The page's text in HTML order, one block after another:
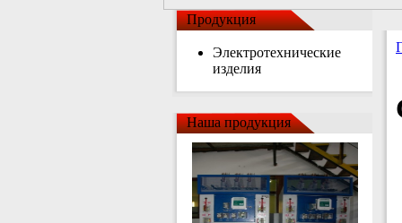
Продукция
Электротехнические
изделия
Наша продукция